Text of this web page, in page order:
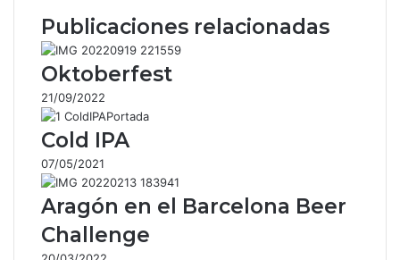
Publicaciones relacionadas
Oktoberfest
21/09/2022
Cold IPA
07/05/2021
Aragón en el Barcelona Beer
Challenge